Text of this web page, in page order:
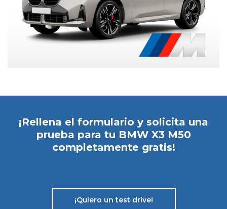
*He leído y acepto laPolítica de Privacidad
Sí, deseo recibir comunicaciones comerciales de
Caetano España y de grupo Salvador Caetano
Auto pudiendo estar basadas en mi
comportamiento y preferencias personales.
¡Rellena el formulario y solicita una
prueba para tu BMW X3 M50
completamente gratis!
¡Quiero un test drive!